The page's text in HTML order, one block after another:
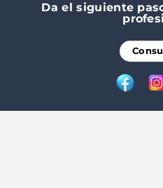
Da el siguiente